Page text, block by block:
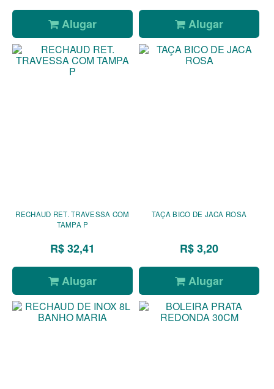
Alugar Alugar
RECHAUD RET. TRAVESSA COM
TAMPA P
R$ 32,41
Alugar
TAÇA BICO DE JACA ROSA
R$ 3,20
Alugar